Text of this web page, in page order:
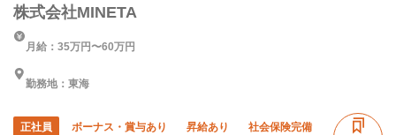
株式会社MINETA
月給：35万円〜60万円
勤務地：東海
正社員 ボーナス・賞与あり 昇給あり 社会保険完備